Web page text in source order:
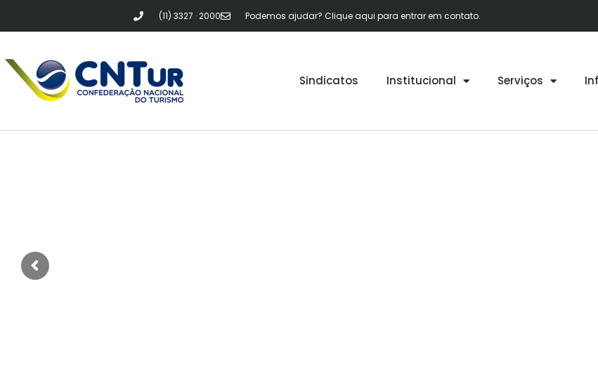
(11) 3327 · 2000 Podemos ajudar? Clique aqui para entrar em contato.
Sindicatos Institucional Serviços